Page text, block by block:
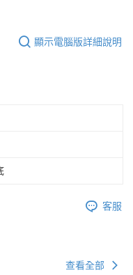
顯示電腦版詳細說明
客服
查看全部